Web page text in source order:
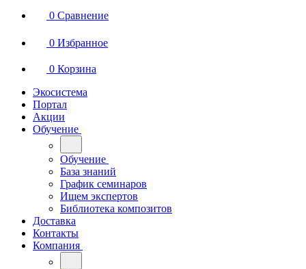
0 Сравнение
0 Избранное
0 Корзина
Экосистема
Портал
Акции
Обучение
Обучение
База знаний
График семинаров
Ищем экспертов
Библиотека композитов
Доставка
Контакты
Компания